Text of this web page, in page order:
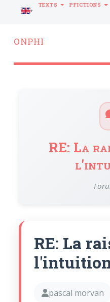
ONPHI
RE: La
RE: La
pascal morvan
LANGUAGE
TEXTS PFICTIONS